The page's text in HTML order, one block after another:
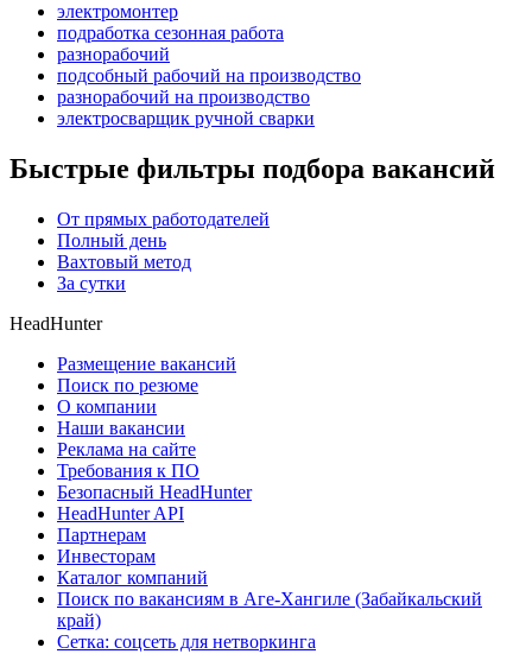
электромонтер
подработка сезонная работа
разнорабочий
подсобный рабочий на производство
разнорабочий на производство
электросварщик ручной сварки
Быстрые фильтры подбора вакансий
От прямых работодателей
Полный день
Вахтовый метод
За сутки
HeadHunter
Размещение вакансий
Поиск по резюме
О компании
Наши вакансии
Реклама на сайте
Требования к ПО
Безопасный HeadHunter
HeadHunter API
Партнерам
Инвесторам
Каталог компаний
Поиск по вакансиям в Аге-Хангиле (Забайкальский
край)
Сетка: соцсеть для нетворкинга